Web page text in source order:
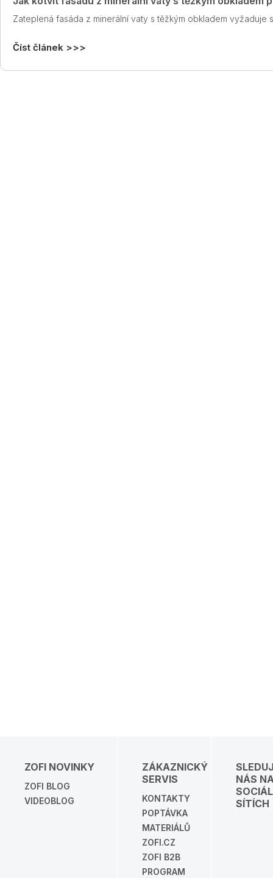
Zateplená fasáda z minerální vaty s těžkým obkladem
Číst článek >>>
ZOFI NOVINKY
ZOFI BLOG
VIDEOBLOG
ZÁKAZNICKÝ
SERVIS
KONTAKTY
POPTÁVKA
MATERIÁLŮ
ZOFI.CZ
ZOFI B2B
PROGRAM
NÁS
SÍTÍCH